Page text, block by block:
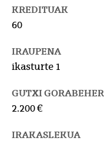
KREDITUAK
60
IRAUPENA
ikasturte 1
GUTXI
2.200 €
IRAKASLEKUA